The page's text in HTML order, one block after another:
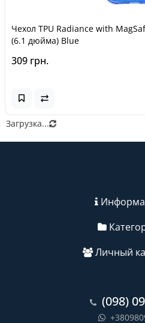
Чехол TPU Radiance with
(6.1 дюйма) Blue
309 грн.
Загрузка...
Личный
(098)